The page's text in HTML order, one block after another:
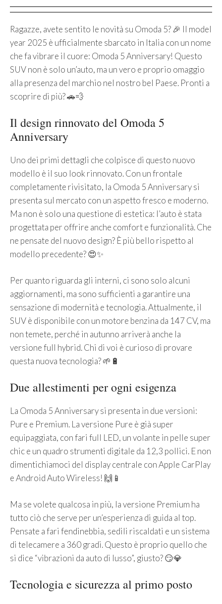
Ragazze, avete sentito le novità su Omoda 5? 🎉 Il model
year 2025 è ufficialmente sbarcato in Italia con un nome
che fa vibrare il cuore: Omoda 5 Anniversary! Questo
SUV non è solo un’auto, ma un vero e proprio omaggio
alla presenza del marchio nel nostro bel Paese. Pronti a
scoprire di più? 🚗💨
Il design rinnovato del Omoda 5
Anniversary
Uno dei primi dettagli che colpisce di questo nuovo
modello è il suo look rinnovato. Con un frontale
completamente rivisitato, la Omoda 5 Anniversary si
presenta sul mercato con un aspetto fresco e moderno.
Ma non è solo una questione di estetica: l’auto è stata
progettata per offrire anche comfort e funzionalità. Che
ne pensate del nuovo design? È più bello rispetto al
modello precedente? 😍✨
Per quanto riguarda gli interni, ci sono solo alcuni
aggiornamenti, ma sono sufficienti a garantire una
sensazione di modernità e tecnologia. Attualmente, il
SUV è disponibile con un motore benzina da 147 CV, ma
non temete, perché in autunno arriverà anche la
versione full hybrid. Chi di voi è curioso di provare
questa nuova tecnologia? 🌱🔋
Due allestimenti per ogni esigenza
La Omoda 5 Anniversary si presenta in due versioni:
Pure e Premium. La versione Pure è già super
equipaggiata, con fari full LED, un volante in pelle super
chic e un quadro strumenti digitale da 12,3 pollici. E non
dimentichiamoci del display centrale con Apple CarPlay
e Android Auto Wireless! 🙌📱
Ma se volete qualcosa in più, la versione Premium ha
tutto ciò che serve per un’esperienza di guida al top.
Pensate a fari fendinebbia, sedili riscaldati e un sistema
di telecamere a 360 gradi. Questo è proprio quello che
si dice “vibrazioni da auto di lusso”, giusto? 😏💎
Tecnologia e sicurezza al primo posto